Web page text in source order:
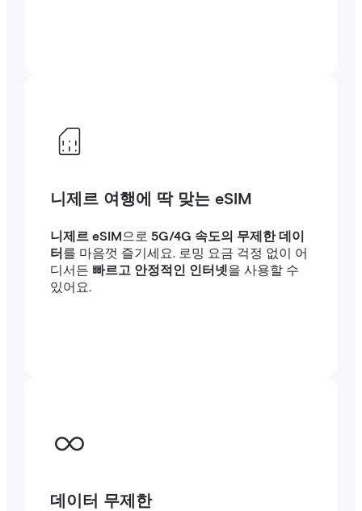
니제르 여행에 딱 맞는 eSIM
니제르 eSIM 으로 5G/4G 속도의 무제한 데이
터 를 마음껏 즐기세요. 로밍 요금 걱정 없이 어
디서든 빠르고 안정적인 인터넷을 사용할 수
있어요.
데이터 무제한